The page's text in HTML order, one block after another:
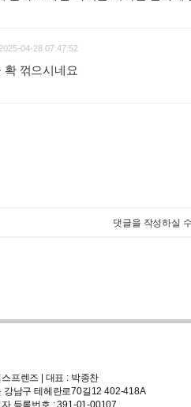
2025-04-28 07:47:52
확 꺾으시네요
댓글을 작성하실
프렌즈 | 대표 : 박종찬
강남구 테헤란로70길12 402-418A
등록번호 : 391-01-00107